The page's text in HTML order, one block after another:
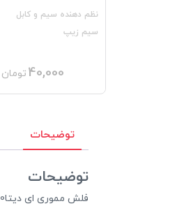
نظم دهنده سیم و کابل
سیم زیپ
40,000 تومان
توضیحات
توضیحات
فلش مموری ای دیتاUV350 با رابط USB 3.2 و ظرفیت‌های مختلف عرضه شده است و دارای طراحی باریک و زیبا بوده و از جنس فلز ساخته شده است.